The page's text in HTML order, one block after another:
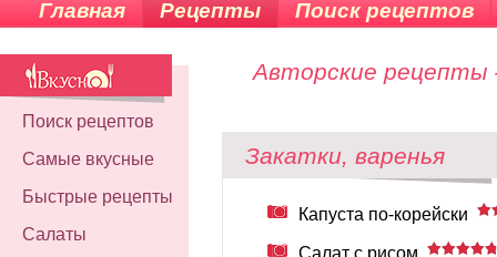
Главная Рецепты Поиск рецептов
Поиск рецептов
Самые вкусные
Быстрые рецепты
Салаты
Авторские рецепты
Закатки, варенья
Капуста по-корейски
Салат с рисом